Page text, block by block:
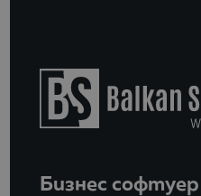
Бизнес софтуер